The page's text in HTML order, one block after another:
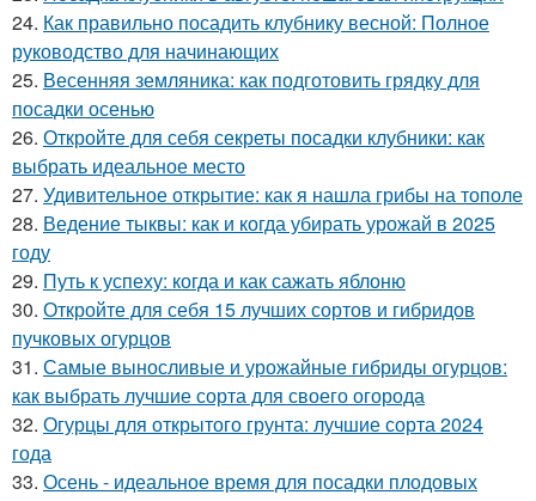
24. Как правильно посадить клубнику весной: Полное
руководство для начинающих
25. Весенняя земляника: как подготовить грядку для
посадки осенью
26. Откройте для себя секреты посадки клубники: как
выбрать идеальное место
27. Удивительное открытие: как я нашла грибы на тополе
28. Ведение тыквы: как и когда убирать урожай в 2025
году
29. Путь к успеху: когда и как сажать яблоню
30. Откройте для себя 15 лучших сортов и гибридов
пучковых огурцов
31. Самые выносливые и урожайные гибриды огурцов:
как выбрать лучшие сорта для своего огорода
32. Огурцы для открытого грунта: лучшие сорта 2024
года
33. Осень - идеальное время для посадки плодовых